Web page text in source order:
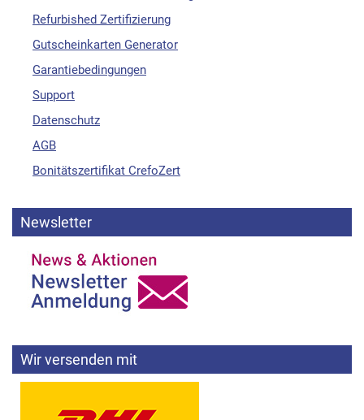
Refurbished Zertifizierung
Gutscheinkarten Generator
Garantiebedingungen
Support
Datenschutz
AGB
Bonitätszertifikat CrefoZert
Newsletter
Wir versenden mit